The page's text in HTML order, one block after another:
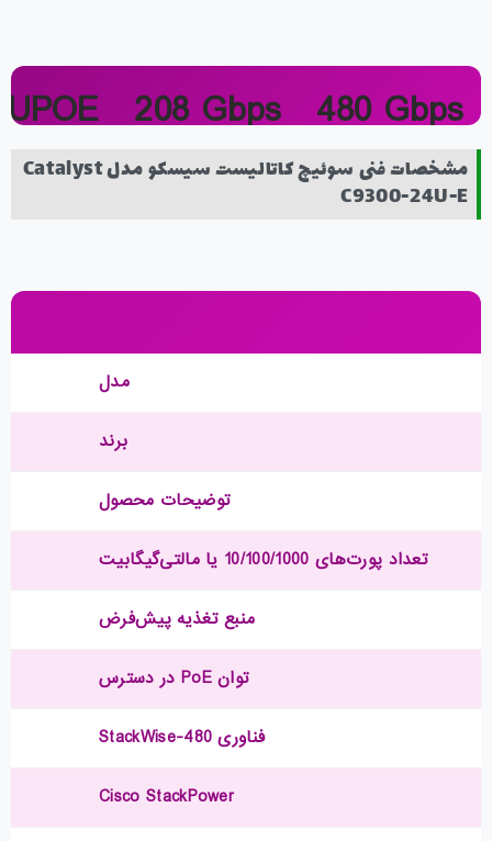
480 Gbps
208 Gbps
مشخصات فنی سوئیچ کاتالیست سیسکو مدل Catalyst
C9300-24U-E
مدل
برند
توضیحات محصول
تعداد پورت‌های 10/100/1000 یا مالتی‌گیگابیت
منبع تغذیه پیش‌فرض
توان PoE در دسترس
فناوری StackWise-480
Cisco StackPower